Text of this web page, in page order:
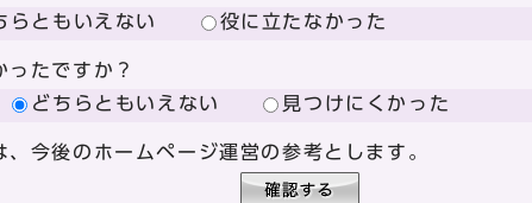
らともいえない 役に立たなかった
ったですか？
どちらともいえない 見つけにくかった
今後のホームページ運営の参考とします。